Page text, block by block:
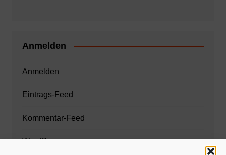
Anmelden
Anmelden
Eintrags-Feed
Kommentar-Feed
WordPress.org